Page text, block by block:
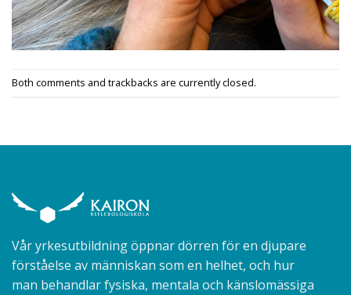
Both comments and trackbacks are currently closed.
Vår yrkesutbildning öppnar dörren för en djupare
förståelse av människan som en helhet, och hur
man behandlar fysiska, mentala och känslomässiga